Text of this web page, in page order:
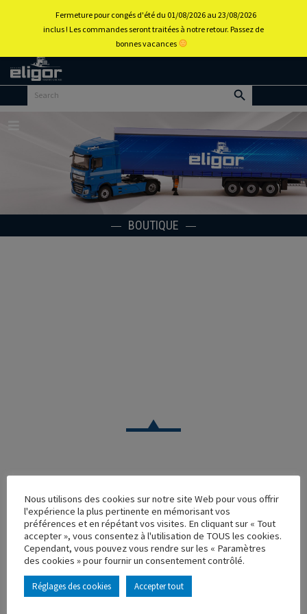
Retour
BOUTIQUE
VOITURE
PEUGEOT 404 PICK UP DDE
Réf. : 100294
Rupture de stock
Caractéristique principales :
Nous utilisons des cookies sur notre site Web pour vous offrir
l'expérience la plus pertinente en mémorisant vos
préférences et en répétant vos visites. En cliquant sur « Tout
accepter », vous consentez à l'utilisation de TOUS les cookies.
Cependant, vous pouvez vous rendre sur les « Paramètres
des cookies » pour fournir un consentement contrôlé.
Réglages des cookies Accepter tout
Fermeture pour congés d'été du 01/08/2026 au 23/08/2026
inclus ! Les commandes seront traitées à notre retour. Passez de
bonnes vacances